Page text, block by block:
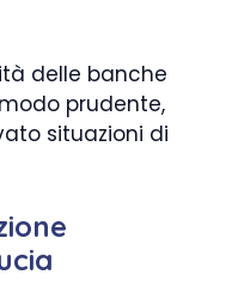
delle banche
prudente,
situazioni di